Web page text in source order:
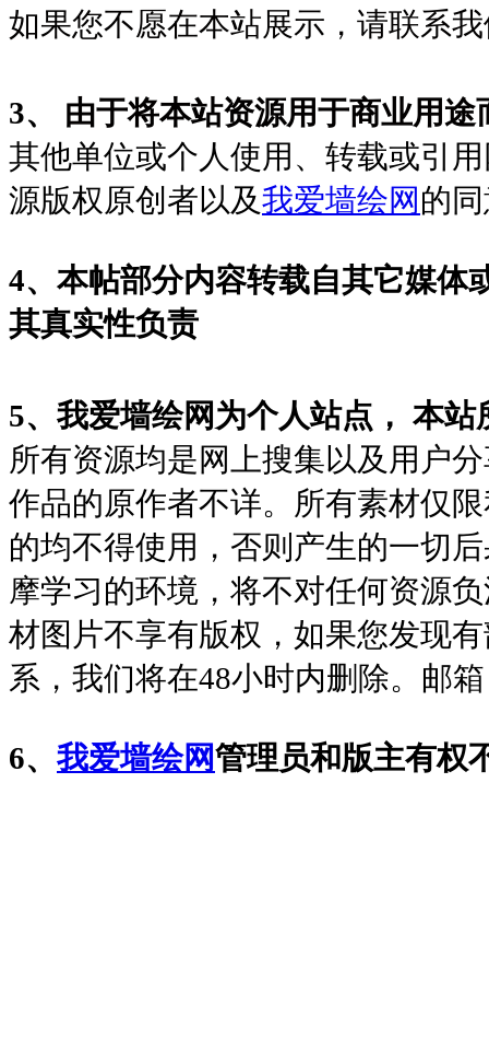
如果您不愿在本站展示，请联系
3、 由于将本站资源用于商业用
其他单位或个人使用、转载或引
源版权原创者以及我爱墙绘网 的
4、本帖部分内容转载自其它媒体
其真实性负责
5、 我爱墙绘网为个人站点， 本
所有资源均是网上搜集以及用户
作品的原作者不详。所有素材仅
的均不得使用，否则产生的一切
摩学习的环境，将不对任何资源
材图片不享有版权，如果您发现
系，我们将在48小时内删除。 邮
6、 我爱墙绘网管理员和版主有权